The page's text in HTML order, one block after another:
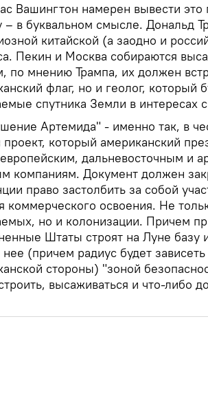
Вашингтон намерен вывести это
– в буквальном смысле. Дональд
китайской (а заодно и
Пекин и Москва собираются
по мнению Трампа, их должен
флаг, но и геолог, который
спутника Земли в интересах
Артемида" - именно так, в
проект, который американский
дальневосточным и
компаниям. Документ должен
право застолбить за собой
коммерческого освоения. Не
но и колонизации. Причем
Штаты строят на Луне базу
нее (причем радиус будет
стороны) "зоной
высаживаться и что-либо